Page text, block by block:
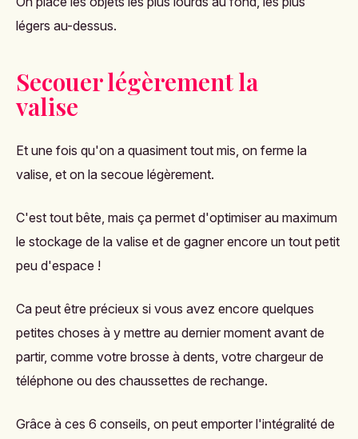
légers au-dessus.
Secouer légèrement la
valise
Et une fois qu'on a quasiment tout mis, on ferme la
valise, et on la secoue légèrement.
C'est tout bête, mais ça permet d'optimiser au maximum
le stockage de la valise et de gagner encore un tout petit
peu d'espace !
Ca peut être précieux si vous avez encore quelques
petites choses à y mettre au dernier moment avant de
partir, comme votre brosse à dents, votre chargeur de
téléphone ou des chaussettes de rechange.
Grâce à ces 6 conseils, on peut emporter l'intégralité de